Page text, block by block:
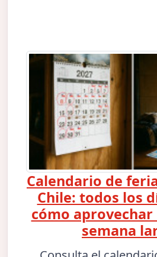
Calendario de
Chile: todos los
cómo aprovechar
semana